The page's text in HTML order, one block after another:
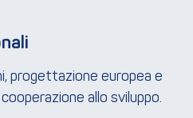
progettazione europea e
allo sviluppo.